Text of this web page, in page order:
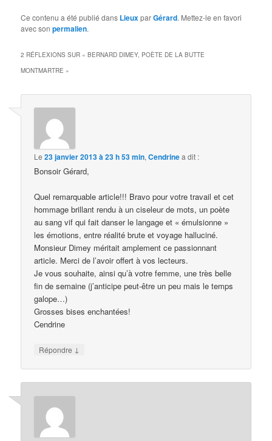
Ce contenu a été publié dans LieuxparGérard. Mettez-le en favori
avec sonpermalien.
2 RÉFLEXIONS SUR «BERNARD DIMEY, POÈTE DE LA BUTTE
MONTMARTRE »
Le23 janvier 2013 à 23 h 53 min,Cendrinea dit :
Bonsoir Gérard,
Quel remarquable article!!! Bravo pour votre travail et cet
hommage brillant rendu à un ciseleur de mots, un poète
au sang vif qui fait danser le langage et « émulsionne »
les émotions, entre réalité brute et voyage halluciné.
Monsieur Dimey méritait amplement ce passionnant
article. Merci de l’avoir offert à vos lecteurs.
Je vous souhaite, ainsi qu’à votre femme, une très belle
fin de semaine (j’anticipe peut-être un peu mais le temps
galope…)
Grosses bises enchantées!
Cendrine
Répondre ↓